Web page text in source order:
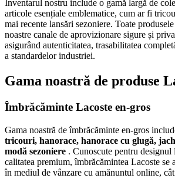
Inventarul nostru include o gamă largă de
articole esențiale emblematice, cum ar fi
mai recente lansări sezoniere. Toate
noastre canale de aprovizionare sigure și
asigurând autenticitatea, trasabilitatea
a standardelor industriei.
Gama noastră de produse
Îmbrăcăminte Lacoste en-gros
Gama noastră de îmbrăcăminte en-gros
tricouri, hanorace, hanorace cu glugă,
modă sezoniere . Cunoscute pentru designul
calitatea premium, îmbrăcămintea Lacoste se
în mediul de vânzare cu amănuntul online,